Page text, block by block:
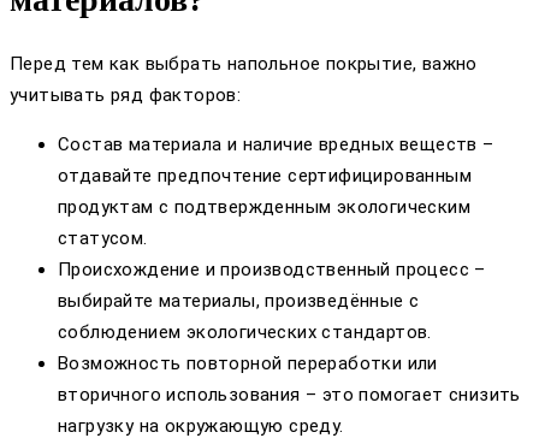
Перед тем как выбрать напольное покрытие, важно
учитывать ряд факторов:
Состав материала и наличие вредных веществ –
отдавайте предпочтение сертифицированным
продуктам с подтвержденным экологическим
статусом.
Происхождение и производственный процесс –
выбирайте материалы, произведённые с
соблюдением экологических стандартов.
Возможность повторной переработки или
вторичного использования – это помогает снизить
нагрузку на окружающую среду.